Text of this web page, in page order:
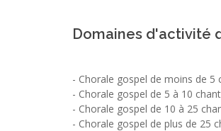
Domaines d'activité
- Chorale gospel de moins de 5
- Chorale gospel de 5 à 10
- Chorale gospel de 10 à 25
- Chorale gospel de plus de 25